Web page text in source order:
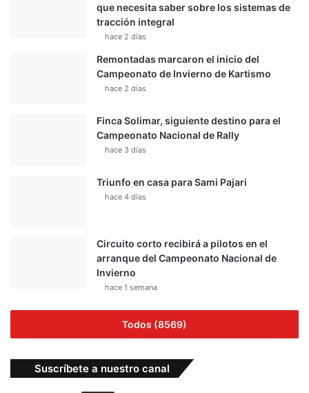
que necesita saber sobre los sistemas de
tracción integral
hace 2 días
Remontadas marcaron el inicio del
Campeonato de Invierno de Kartismo
hace 2 días
Finca Solimar, siguiente destino para el
Campeonato Nacional de Rally
hace 3 días
Triunfo en casa para Sami Pajari
hace 4 días
Circuito corto recibirá a pilotos en el
arranque del Campeonato Nacional de
Invierno
hace 1 semana
Todos (8569)
Suscríbete a nuestro canal